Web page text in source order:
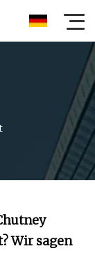
Wir sagen